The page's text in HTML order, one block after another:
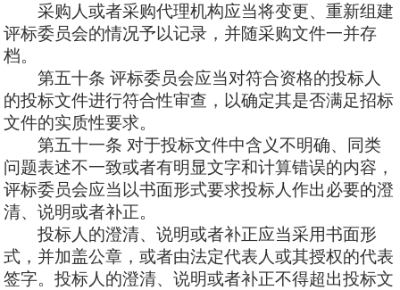
采购人或者采购代理机构应当将变更、重新组建
评标委员会的情况予以记录，并随采购文件一并存
档。
第五十条 评标委员会应当对符合资格的投标人
的投标文件进行符合性审查，以确定其是否满足招标
文件的实质性要求。
第五十一条 对于投标文件中含义不明确、同类
问题表述不一致或者有明显文字和计算错误的内容，
评标委员会应当以书面形式要求投标人作出必要的澄
清、说明或者补正。
投标人的澄清、说明或者补正应当采用书面形
式，并加盖公章，或者由法定代表人或其授权的代表
签字。投标人的澄清、说明或者补正不得超出投标文